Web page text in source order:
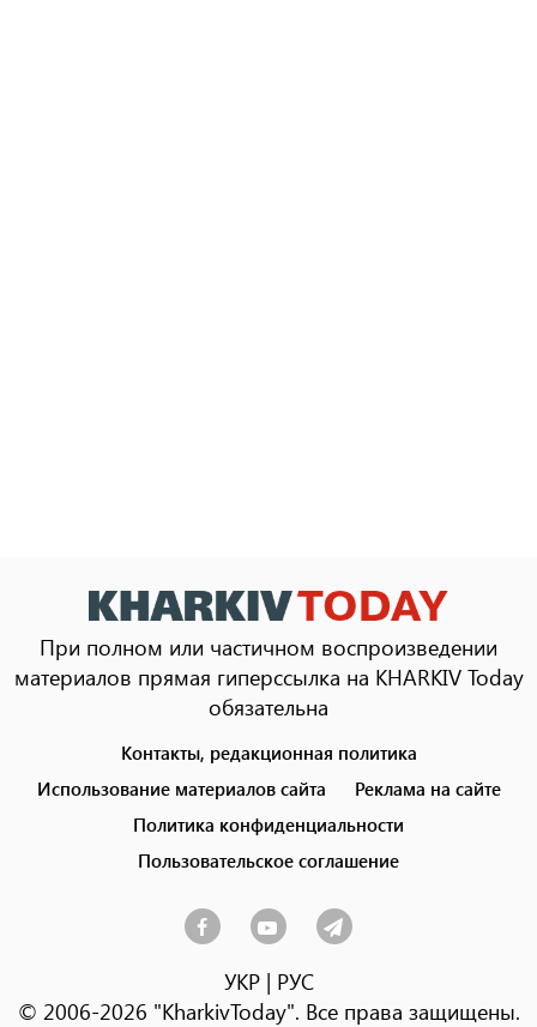
При полном или частичном воспроизведении
материалов прямая гиперссылка на KHARKIV Today
обязательна
menu
Контакты, редакционная политика
Использование материалов сайта
Реклама на сайте
Политика конфиденциальности
Пользовательское соглашение
УКР| РУС
© 2006-2026 "KharkivToday". Все права защищены.